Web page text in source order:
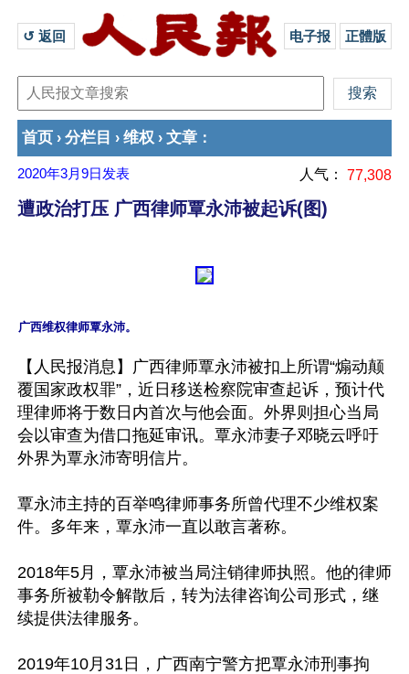
↺ 返回 电子报 正體版
首页 › 分栏目 › 维权 › 文章 ：
2020年3月9日 发表 人气： 77,308
遭政治打压 广西律师覃永沛被起诉(图)
【人民报消息】广西律师覃永沛被扣上所谓“煽动颠
覆国家政权罪”，近日移送检察院审查起诉，预计代
理律师将于数日内首次与他会面。外界则担心当局
会以审查为借口拖延审讯。覃永沛妻子邓晓云呼吁
外界为覃永沛寄明信片。
覃永沛主持的百举鸣律师事务所曾代理不少维权案
件。多年来，覃永沛一直以敢言著称。
2018年5月，覃永沛被当局注销律师执照。他的律师
事务所被勒令解散后，转为法律咨询公司形式，继
续提供法律服务。
2019年10月31日，广西南宁警方把覃永沛刑事拘